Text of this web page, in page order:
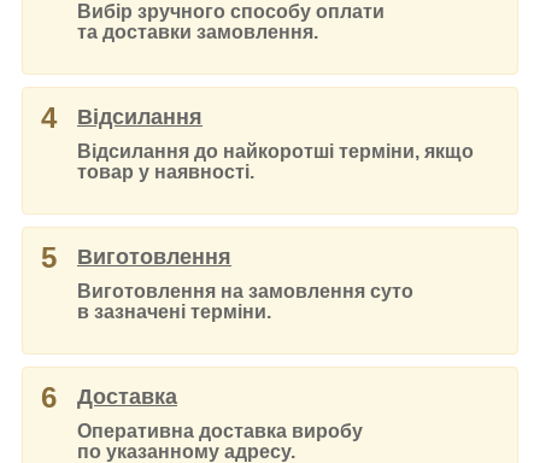
Вибір зручного способу оплати
та доставки замовлення.
4 Відсилання
Відсилання до найкоротші терміни, якщо
товар у наявності.
5 Виготовлення
Виготовлення на замовлення суто
в зазначені терміни.
6 Доставка
Оперативна доставка виробу
по указанному адресу.